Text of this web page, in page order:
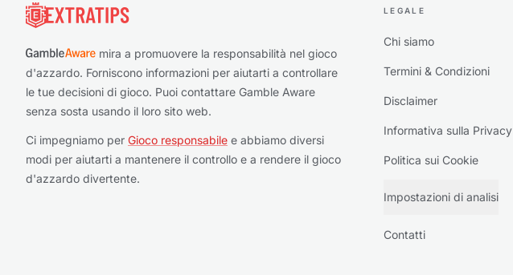
mira a promuovere la responsabilità nel gioco
d'azzardo. Forniscono informazioni per aiutarti a controllare
le tue decisioni di gioco. Puoi contattare Gamble Aware
senza sosta usando il loro sito web.
Ci impegniamo per Gioco responsabile e abbiamo diversi
modi per aiutarti a mantenere il controllo e a rendere il gioco
d'azzardo divertente.
LEGALE
Chi siamo
Termini & Condizioni
Disclaimer
Informativa sulla Privacy
Politica sui Cookie
Impostazioni di analisi
Contatti